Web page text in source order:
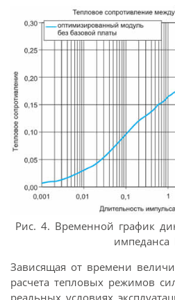
Рис. 4. Временной график
импеданса
Зависящая от времени
расчета тепловых режимов